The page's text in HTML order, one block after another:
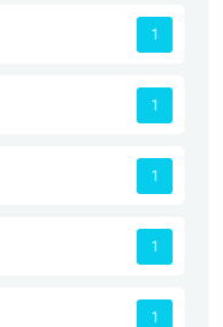
1
1
1
1
1